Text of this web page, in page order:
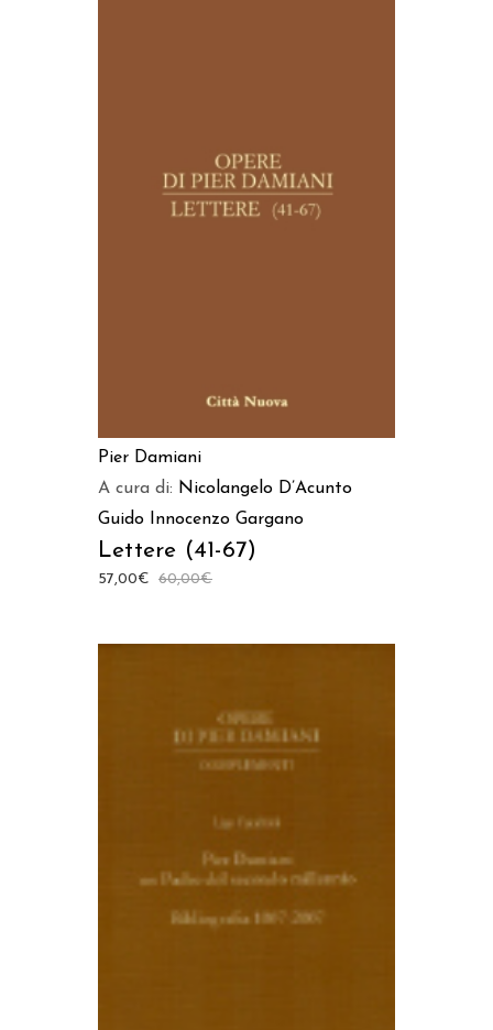
AGGIUNGI AL CARRELLO
Pier Damiani
A cura di: Nicolangelo D’Acunto
Guido Innocenzo Gargano
Lettere (41-67)
60,00€
57,00€
AGGIUNGI AL CARRELLO